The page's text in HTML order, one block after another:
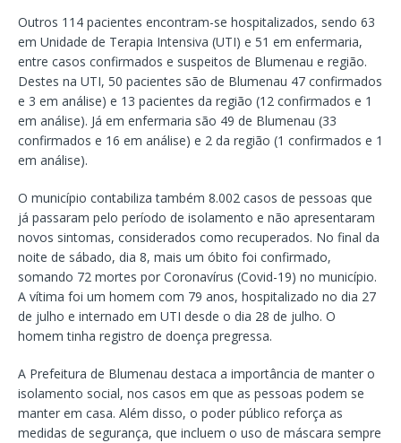
Outros 114 pacientes encontram-se hospitalizados, sendo 63
em Unidade de Terapia Intensiva (UTI) e 51 em enfermaria,
entre casos confirmados e suspeitos de Blumenau e região.
Destes na UTI, 50 pacientes são de Blumenau 47 confirmados
e 3 em análise) e 13 pacientes da região (12 confirmados e 1
em análise). Já em enfermaria são 49 de Blumenau (33
confirmados e 16 em análise) e 2 da região (1 confirmados e 1
em análise).
O município contabiliza também 8.002 casos de pessoas que
já passaram pelo período de isolamento e não apresentaram
novos sintomas, considerados como recuperados. No final da
noite de sábado, dia 8, mais um óbito foi confirmado,
somando 72 mortes por Coronavírus (Covid-19) no município.
A vítima foi um homem com 79 anos, hospitalizado no dia 27
de julho e internado em UTI desde o dia 28 de julho. O
homem tinha registro de doença pregressa.
A Prefeitura de Blumenau destaca a importância de manter o
isolamento social, nos casos em que as pessoas podem se
manter em casa. Além disso, o poder público reforça as
medidas de segurança, que incluem o uso de máscara sempre